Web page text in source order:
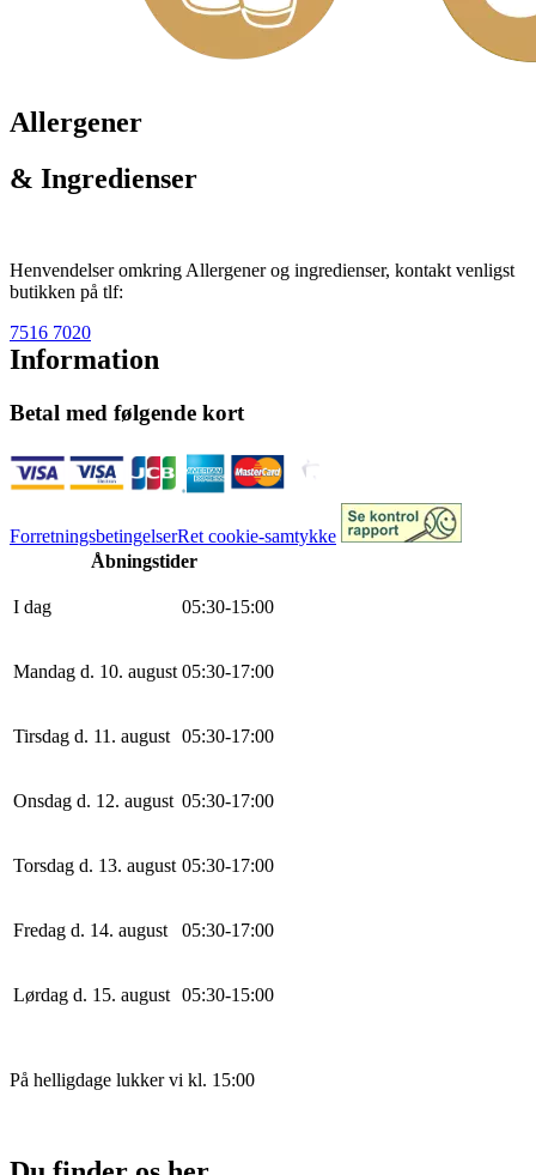
Allergener
& Ingredienser
Henvendelser omkring Allergener og ingredienser, kontakt venligst
butikken på tlf:
7516 7020
Information
Betal med følgende kort
ForretningsbetingelserRet cookie-samtykke
Åbningstider
I dag 05:30-15:00
Mandag d. 10. august 05:30-17:00
Tirsdag d. 11. august 05:30-17:00
Onsdag d. 12. august 05:30-17:00
Torsdag d. 13. august 05:30-17:00
Fredag d. 14. august 05:30-17:00
Lørdag d. 15. august 05:30-15:00
På helligdage lukker vi kl. 15:00